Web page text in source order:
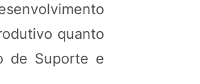
quanto
de Suporte e